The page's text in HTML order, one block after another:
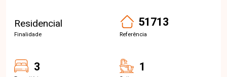
Residencial
Finalidade
51713
Referência
3 1